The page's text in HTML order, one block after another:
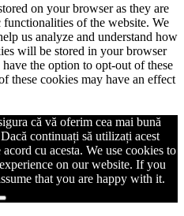
on your browser as they are
of the website. We
us analyze and understand how
will be stored in your browser
the option to opt-out of these
these cookies may have an effect
că vă oferim cea mai bună
continuați să utilizați acest
cu acesta. We use cookies to
on our website. If you
that you are happy with it.